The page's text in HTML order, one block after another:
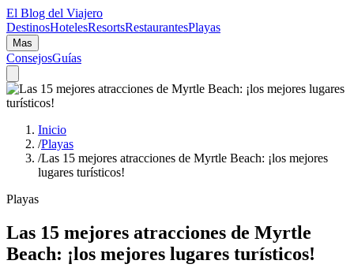
El Blog del Viajero
DestinosHotelesResortsRestaurantesPlayas
Mas
ConsejosGuías
Inicio
/Playas
/Las 15 mejores atracciones de Myrtle Beach: ¡los mejores
lugares turísticos!
Playas
Las 15 mejores atracciones de Myrtle
Beach: ¡los mejores lugares turísticos!